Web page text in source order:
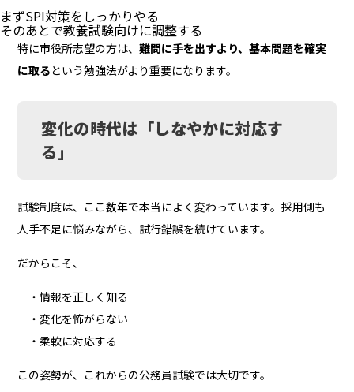
まずSPI対策をしっかりやる
そのあとで教養試験向けに調整する
特に市役所志望の方は、難問に手を出すより、基本問題を確実
に取るという勉強法がより重要になります。
変化の時代は「しなやかに対応す
る」
試験制度は、ここ数年で本当によく変わっています。採用側も
人手不足に悩みながら、試行錯誤を続けています。
だからこそ、
・情報を正しく知る
・変化を怖がらない
・柔軟に対応する
この姿勢が、これからの公務員試験では大切です。